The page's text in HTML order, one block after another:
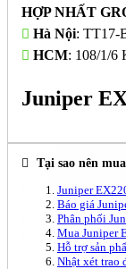
HỢP NHẤT
Hà Nội: TT17-
HCM: 108/1/6
Juniper
Tại sao nên
Juniper
Báo giá
Phân phối
Mua Juniper
Hỗ trợ sản
Nhật xét trao